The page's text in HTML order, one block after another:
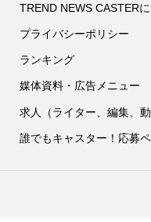
TREND NEWS CASTER
プライバシーポリシー
ランキング
媒体資料・広告メニュー
求人（ライター、編集、
誰でもキャスター！応募